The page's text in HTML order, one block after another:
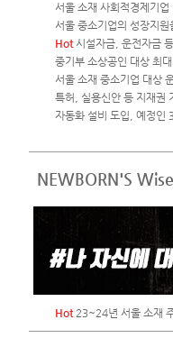
서울 소재 사회적경제기
서울 중소기업의 성장지
Hot 시설자금, 운전자금
중기부 소상공인 대상 최
서울 소재 중소기업 대상
특허, 실용신안 등 지재권
자동화 설비 도입, 예정인
NEWBORN'S
Hot 23~24년 서울 소재